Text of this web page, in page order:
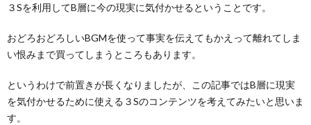
３Sを利用してB層に今の現実に気付かせるということです。
おどろおどろしいBGMを使って事実を伝えてもかえって離れてしま
い恨みまで買ってしまうところもあります。
というわけで前置きが長くなりましたが、この記事ではB層に現実
を気付かせるために使える３Sのコンテンツを考えてみたいと思いま
す。